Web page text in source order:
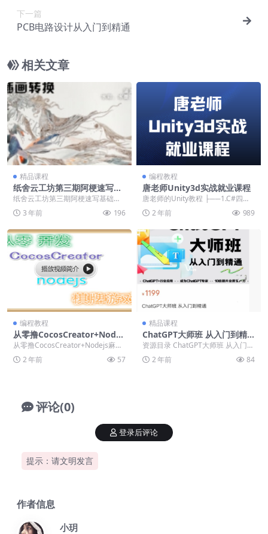
下一篇
PCB电路设计从入门到精通
相关文章
精品课程
纸舍云工坊第三期阿梗速写基
础与插画转换2021
纸舍云工坊第三期阿梗速写基础与
插画转换2021（只有视频） 纸舍云
工坊第三期阿梗...
3 年前 196
编程教程
唐老师Unity3d实战就业课程
唐老师的Unity教程 ├──1.C#四部
曲 | ├──1.［唐老狮]【C#四部...
2 年前 989
编程教程
从零撸CocosCreator+Nodej
s麻将
从零撸CocosCreator+Nodejs麻将
├──1.1 系统基础框架以及...
2 年前 57
精品课程
ChatGPT大师班 从入门到精
通
资源目录 ChatGPT大师班 从入门到
精通 ├──01.先导课：工具篇-
——-...
2 年前 84
评论(0)
提示：请文明发言
登录后评论
作者信息
小玥